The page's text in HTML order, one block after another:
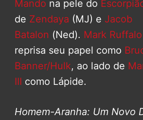
Mando na pele do
de Zendaya (MJ) e Jacob
Batalon (Ned). Mark Ruffalo
reprisa seu papel como
Banner/Hulk, ao lado de
III como Lápide.
Homem-Aranha: Um Novo